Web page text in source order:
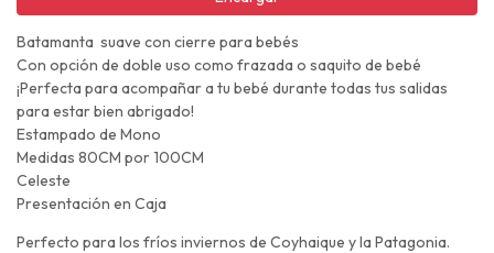
Batamanta suave con cierre para bebés
Con opción de doble uso como frazada o saquito de bebé
¡Perfecta para acompañar a tu bebé durante todas tus salidas
para estar bien abrigado!
Estampado de Mono
Medidas 80CM por 100CM
Celeste
Presentación en Caja
Perfecto para los fríos inviernos de Coyhaique y la Patagonia.